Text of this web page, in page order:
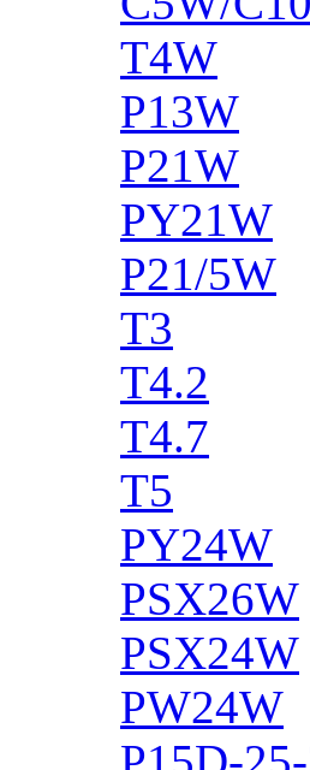
T4W
P13W
P21W
PY21W
P21/5W
T3
T4.2
T4.7
T5
PY24W
PSX26W
PSX24W
PW24W